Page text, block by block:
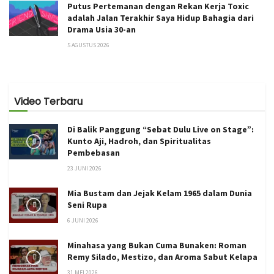
Putus Pertemanan dengan Rekan Kerja Toxic
adalah Jalan Terakhir Saya Hidup Bahagia dari
Drama Usia 30-an
5 AGUSTUS 2026
Video Terbaru
Di Balik Panggung “Sebat Dulu Live on Stage”:
Kunto Aji, Hadroh, dan Spiritualitas
Pembebasan
23 JUNI 2026
Mia Bustam dan Jejak Kelam 1965 dalam Dunia
Seni Rupa
6 JUNI 2026
Minahasa yang Bukan Cuma Bunaken: Roman
Remy Silado, Mestizo, dan Aroma Sabut Kelapa